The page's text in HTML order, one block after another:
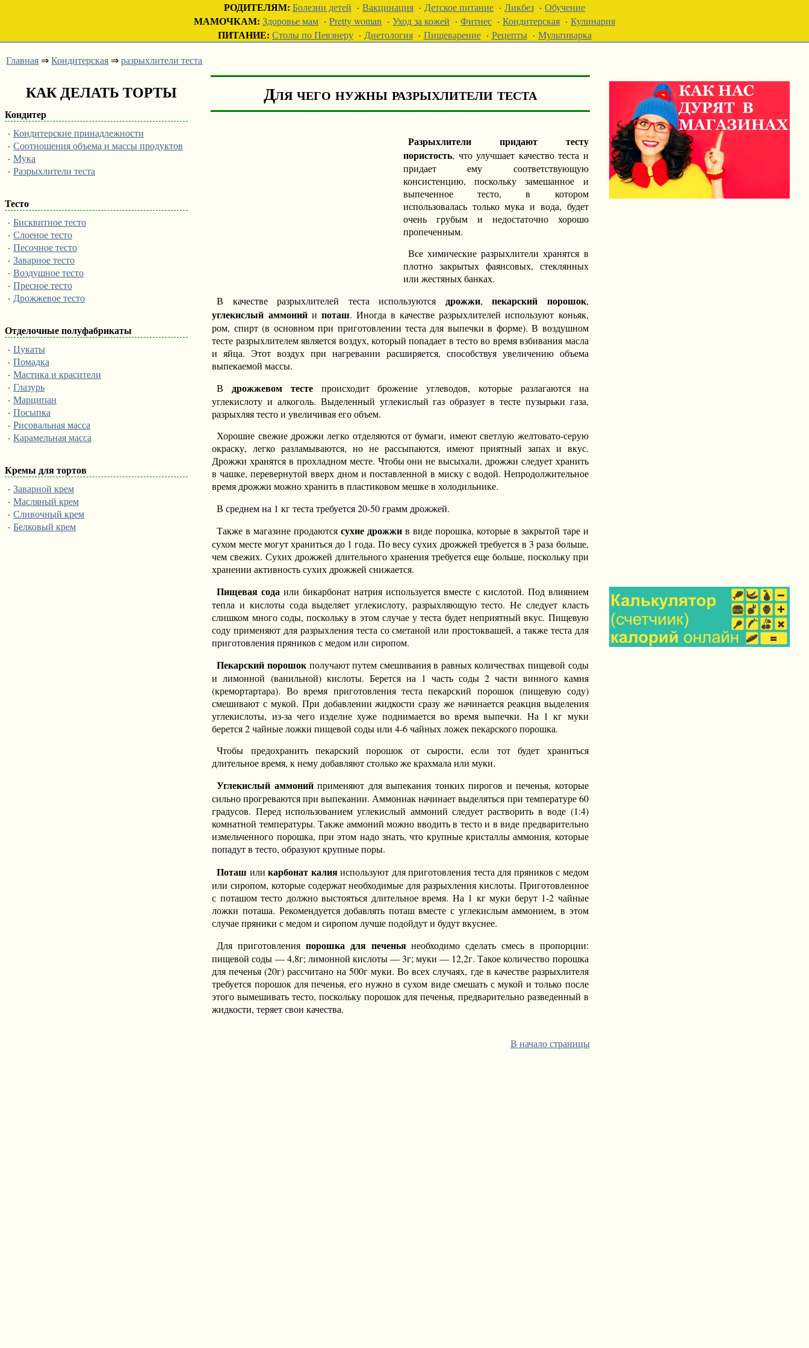
РОДИТЕЛЯМ: Болезни детей · Вакцинация · Детское питание · Ликбез · Обучение
МАМОЧКАМ: Здоровье мам · Pretty woman · Уход за кожей · Фитнес · Кондитерская · Кулинария
ПИТАНИЕ: Столы по Певзнеру· Диетология· Пищеварение· Рецепты· Мультиварка
Главная ⇒Кондитерская ⇒разрыхлители теста
КАК ДЕЛАТЬ ТОРТЫ
Кондитер
· Кондитерские принадлежности
· Соотношения объема и массы продуктов
· Мука
· Разрыхлители теста
Тесто
· Бисквитное тесто
· Слоеное тесто
· Песочное тесто
· Заварное тесто
· Воздушное тесто
· Пресное тесто
· Дрожжевое тесто
Отделочные полуфабрикаты
· Цукаты
· Помадка
· Мастика и красители
· Глазурь
· Марципан
· Посыпка
· Рисовальная масса
· Карамельная масса
Кремы для тортов
· Заварной крем
· Масляный крем
· Сливочный крем
· Белковый крем
Для чего нужны разрыхлители теста
Разрыхлители придают тесту
пористость, что улучшает качество теста и
придает ему соответствующую
консистенцию, поскольку замешанное и
выпеченное тесто, в котором
использовалась только мука и вода, будет
очень грубым и недостаточно хорошо
пропеченным.
Все химические разрыхлители хранятся в
плотно закрытых фаянсовых, стеклянных
или жестяных банках.
В качестве разрыхлителей теста используются дрожжи,пекарский порошок,
углекислый аммонийи поташ. Иногда в качестве разрыхлителей используют коньяк,
ром, спирт (в основном при приготовлении теста для выпечки в форме). В воздушном
тесте разрыхлителем является воздух, который попадает в тесто во время взбивания масла
и яйца. Этот воздух при нагревании расширяется, способствуя увеличению объема
выпекаемой массы.
В дрожжевом тестепроисходит брожение углеводов, которые разлагаются на
углекислоту и алкоголь. Выделенный углекислый газ образует в тесте пузырьки газа,
разрыхляя тесто и увеличивая его объем.
Хорошие свежие дрожжи легко отделяются от бумаги, имеют светлую желтовато-серую
окраску, легко разламываются, но не рассыпаются, имеют приятный запах и вкус.
Дрожжи хранятся в прохладном месте. Чтобы они не высыхали, дрожжи следует хранить
в чашке, перевернутой вверх дном и поставленной в миску с водой. Непродолжительное
время дрожжи можно хранить в пластиковом мешке в холодильнике.
В среднем на 1 кг теста требуется 20-50 грамм дрожжей.
Также в магазине продаютсясухие дрожжи в виде порошка, которые в закрытой таре и
сухом месте могут храниться до 1 года. По весу сухих дрожжей требуется в 3 раза больше,
чем свежих. Сухих дрожжей длительного хранения требуется еще больше, поскольку при
хранении активность сухих дрожжей снижается.
Пищевая сода или бикарбонат натрия используется вместе с кислотой. Под влиянием
тепла и кислоты сода выделяет углекислоту, разрыхляющую тесто. Не следует класть
слишком много соды, поскольку в этом случае у теста будет неприятный вкус. Пищевую
соду применяют для разрыхления теста со сметаной или простоквашей, а также теста для
приготовления пряников с медом или сиропом.
Пекарский порошокполучают путем смешивания в равных количествах пищевой соды
и лимонной (ванильной) кислоты. Берется на 1 часть соды 2 части винного камня
(кремортартара). Во время приготовления теста пекарский порошок (пищевую соду)
смешивают с мукой. При добавлении жидкости сразу же начинается реакция выделения
углекислоты, из-за чего изделие хуже поднимается во время выпечки. На 1 кг муки
берется 2 чайные ложки пищевой соды или 4-6 чайных ложек пекарского порошка.
Чтобы предохранить пекарский порошок от сырости, если тот будет храниться
длительное время, к нему добавляют столько же крахмала или муки.
Углекислый аммонийприменяют для выпекания тонких пирогов и печенья, которые
сильно прогреваются при выпекании. Аммониак начинает выделяться при температуре 60
градусов. Перед использованием углекислый аммоний следует растворить в воде (1:4)
комнатной температуры. Также аммоний можно вводить в тесто и в виде предварительно
измельченного порошка, при этом надо знать, что крупные кристаллы аммония, которые
попадут в тесто, образуют крупные поры.
Поташ иликарбонат калияиспользуют для приготовления теста для пряников с медом
или сиропом, которые содержат необходимые для разрыхления кислоты. Приготовленное
с поташом тесто должно выстояться длительное время. На 1 кг муки берут 1-2 чайные
ложки поташа. Рекомендуется добавлять поташ вместе с углекислым аммонием, в этом
случае пряники с медом и сиропом лучше подойдут и будут вкуснее.
Для приготовления порошка для печеньянеобходимо сделать смесь в пропорции:
пищевой соды — 4,8г; лимонной кислоты — 3г; муки — 12,2г. Такое количество порошка
для печенья (20г) рассчитано на 500г муки. Во всех случаях, где в качестве разрыхлителя
требуется порошок для печенья, его нужно в сухом виде смешать с мукой и только после
этого вымешивать тесто, поскольку порошок для печенья, предварительно разведенный в
жидкости, теряет свои качества.
В начало страницы